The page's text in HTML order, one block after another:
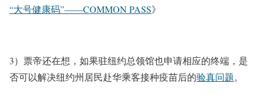
“大号健康码”——COMMON PASS》
3）票帝还在想，如果驻纽约总领馆也申请相应的终端，是
否可以解决纽约州居民赴华乘客接种疫苗后的验真问题。